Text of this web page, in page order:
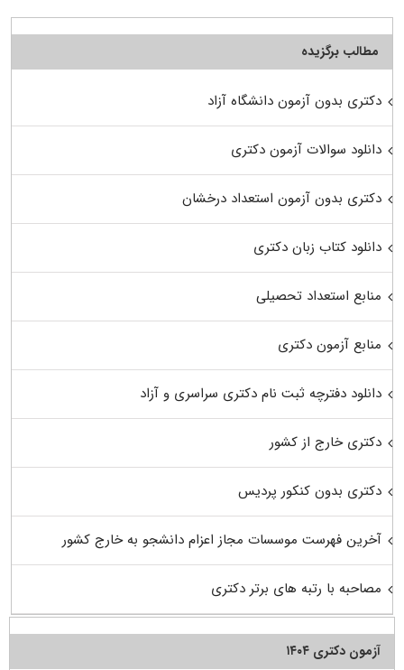
مطالب برگزیده
دکتری بدون آزمون دانشگاه آزاد
دانلود سوالات آزمون دکتری
دکتری بدون آزمون استعداد درخشان
دانلود کتاب زبان دکتری
منابع استعداد تحصیلی
منابع آزمون دکتری
دانلود دفترچه ثبت نام دکتری سراسری و آزاد
دکتری خارج از کشور
دکتری بدون کنکور پردیس
آخرین فهرست موسسات مجاز اعزام دانشجو به خارج کشور
مصاحبه با رتبه های برتر دکتری
آزمون دکتری ۱۴۰۴